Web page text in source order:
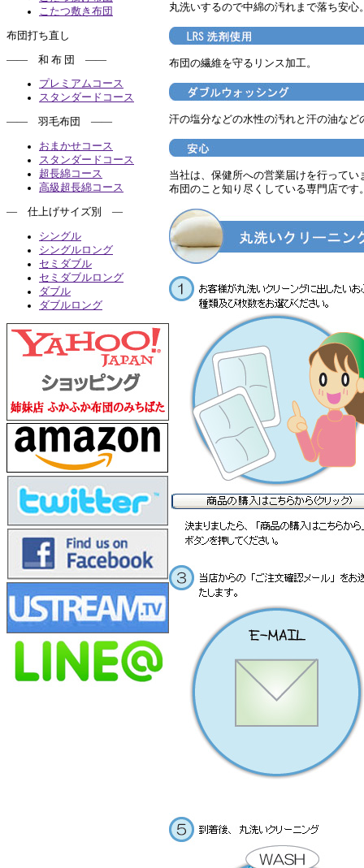
こたつ敷き布団
布団打ち直し
―― 和 布 団 ――
プレミアムコース
スタンダードコース
―― 羽毛布団 ――
おまかせコース
スタンダードコース
超長綿コース
高級超長綿コース
― 仕上げサイズ別 ―
シングル
シングルロング
セミダブル
セミダブルロング
ダブル
ダブルロング
丸洗いするので中綿の汚れまで落ち安心
布団の繊維を守るリンス加工。
汗の塩分などの水性の汚れと汗の油な
当社は、保健所への営業届けを行ってい
布団のこと知り尽くしている専門店です